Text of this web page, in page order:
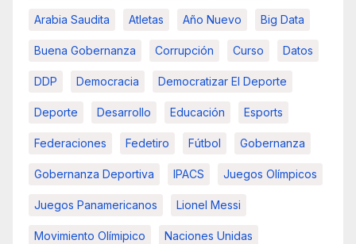
Arabia Saudita Atletas Año Nuevo Big Data
Buena Gobernanza Corrupción Curso Datos
DDP Democracia Democratizar El Deporte
Deporte Desarrollo Educación Esports
Federaciones Fedetiro Fútbol Gobernanza
Gobernanza Deportiva IPACS Juegos Olímpicos
Juegos Panamericanos Lionel Messi
Movimiento Olímipico Naciones Unidas